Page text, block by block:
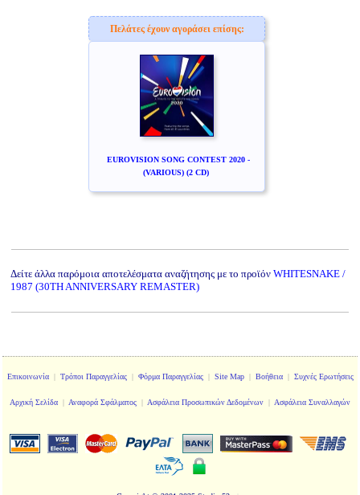
Πελάτες έχουν αγοράσει επίσης:
EUROVISION SONG CONTEST 2020 -
(VARIOUS) (2 CD)
Δείτε άλλα παρόμοια αποτελέσματα αναζήτησης με το προϊόν WHITESNAKE /
1987 (30TH ANNIVERSARY REMASTER)
Επικοινωνία| Τρόποι Παραγγελίας| Φόρμα Παραγγελίας| Site Map| Βοήθεια| Συχνές Ερωτήσεις
Αρχική Σελίδα | Αναφορά Σφάλματος | Ασφάλεια Προσωπικών Δεδομένων | Ασφάλεια Συναλλαγών